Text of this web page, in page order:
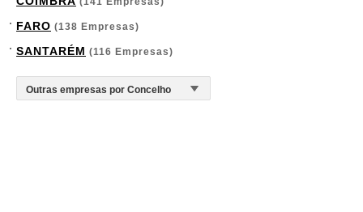
FARO (138 Empresas)
SANTARÉM (116 Empresas)